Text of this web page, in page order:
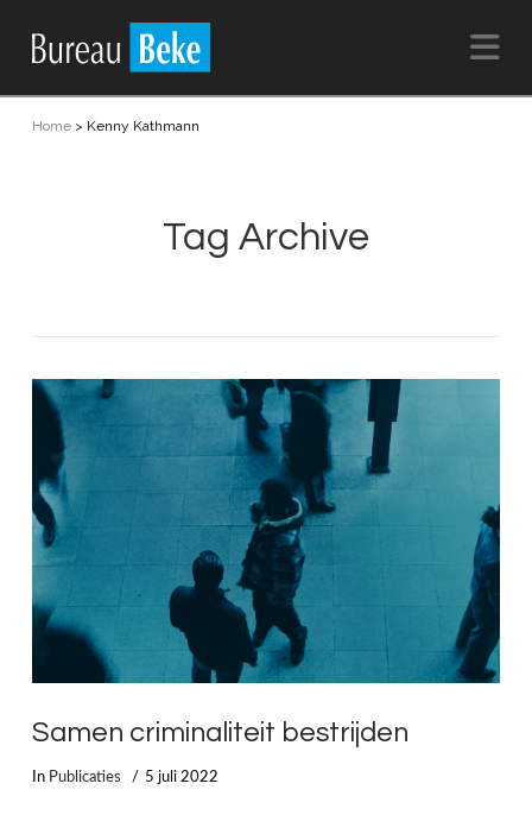
Home> Kenny Kathmann
Tag Archive
Samen criminaliteit bestrijden
In Publicaties 5 juli 2022